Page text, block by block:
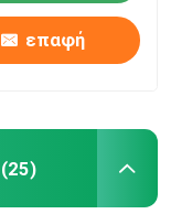
επαφή
(25)